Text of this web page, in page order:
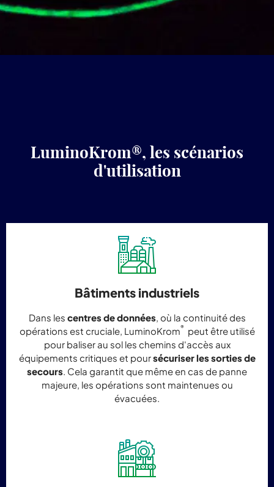
LuminoKrom®, les scénarios
d'utilisation
Bâtiments industriels
Dans les centres de données, où la continuité des
opérations est cruciale, LuminoKrom®peut être utilisé
pour baliser au sol les chemins d'accès aux
équipements critiques et poursécuriser les sorties de
secours . Cela garantit que même en cas de panne
majeure, les opérations sont maintenues ou
évacuées.